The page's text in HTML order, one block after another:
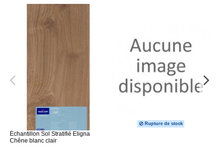
Échantillon Sol Stratifié Eligna
Chêne blanc clair
Rupture de stock